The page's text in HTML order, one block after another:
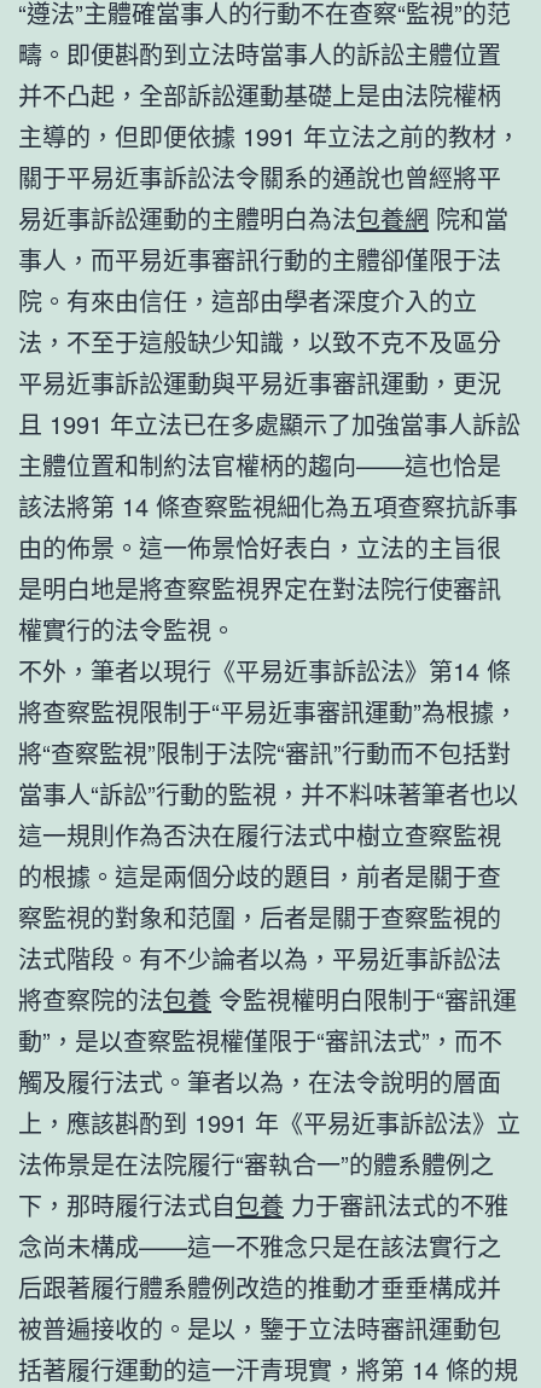
“遵法”主體確當事人的行動不在查察“監視”的范
疇。即便斟酌到立法時當事人的訴訟主體位置
并不凸起，全部訴訟運動基礎上是由法院權柄
主導的，但即便依據 1991 年立法之前的教材，
關于平易近事訴訟法令關系的通說也曾經將平
易近事訴訟運動的主體明白為法包養網 院和當
事人，而平易近事審訊行動的主體卻僅限于法
院。有來由信任，這部由學者深度介入的立
法，不至于這般缺少知識，以致不克不及區分
平易近事訴訟運動與平易近事審訊運動，更況
且 1991 年立法已在多處顯示了加強當事人訴訟
主體位置和制約法官權柄的趨向——這也恰是
該法將第 14 條查察監視細化為五項查察抗訴事
由的佈景。這一佈景恰好表白，立法的主旨很
是明白地是將查察監視界定在對法院行使審訊
權實行的法令監視。
不外，筆者以現行《平易近事訴訟法》第14 條
將查察監視限制于“平易近事審訊運動”為根據，
將“查察監視”限制于法院“審訊”行動而不包括對
當事人“訴訟”行動的監視，并不料味著筆者也以
這一規則作為否決在履行法式中樹立查察監視
的根據。這是兩個分歧的題目，前者是關于查
察監視的對象和范圍，后者是關于查察監視的
法式階段。有不少論者以為，平易近事訴訟法
將查察院的法包養 令監視權明白限制于“審訊運
動”，是以查察監視權僅限于“審訊法式”，而不
觸及履行法式。筆者以為，在法令說明的層面
上，應該斟酌到 1991 年《平易近事訴訟法》立
法佈景是在法院履行“審執合一”的體系體例之
下，那時履行法式自包養 力于審訊法式的不雅
念尚未構成——這一不雅念只是在該法實行之
后跟著履行體系體例改造的推動才垂垂構成并
被普遍接收的。是以，鑒于立法時審訊運動包
括著履行運動的這一汗青現實，將第 14 條的規